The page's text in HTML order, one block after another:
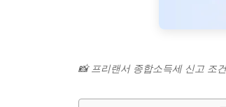
📸 프리랜서 종합소득세 신고 조